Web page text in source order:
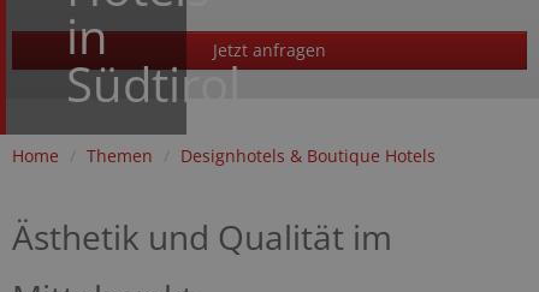
in
Südtirol
Jetzt anfragen
Home / Themen / Designhotels & Boutique Hotels
Ästhetik und Qualität im